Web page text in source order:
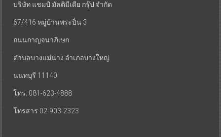
บริษัท แชมป์ มัลติมีเดีย กรุ๊ป จำกัด
67/416 หมู่บ้านพระปิ่น 3
ถนนกาญจนาภิเษก
ตำบลบางแม่นาง อำเภอบางใหญ่
นนทบุรี 11140
โทร. 081-623-4888
โทรสาร 02-903-2323